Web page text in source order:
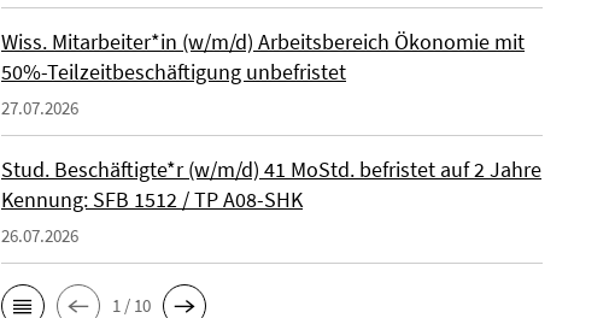
Wiss. Mitarbeiter*in (w/m/d) Arbeitsbereich Ökonomie mit
50%-Teilzeitbeschäftigung unbefristet
27.07.2026
Stud. Beschäftigte*r (w/m/d) 41 MoStd. befristet auf 2 Jahre
Kennung: SFB 1512 / TP A08-SHK
26.07.2026
1 / 10